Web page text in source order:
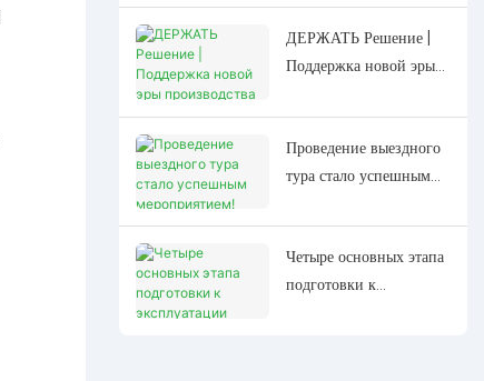
возможностей.
деревообрабатывающего
оборудования Shunde
Lunjiao, представив
технику, которая
вызвала волну восторга.
посетить Шанхайскую
мебельную ярмарку
ДЕРЖАТЬ Решение |
Поддержка новой эры
Chuanpai
Проведение выездного
тура стало успешным
Четыре основных этапа
подготовки к